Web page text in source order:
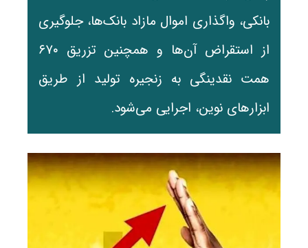
بانکی، واگذاری اموال مازاد بانک‌ها، جلوگیری
از استقراض آن‌ها و همچنین تزریق ۶۷۰
همت نقدینگی به زنجیره تولید از طریق
ابزارهای نوین، اجرایی می‌شود.